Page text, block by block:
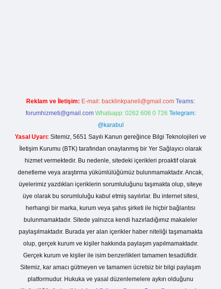
Reklam ve İletişim: E-mail: backlinkpaneli@gmail.com Teams:
forumhizmeti@gmail.com Whatsapp: 0262 606 0 726 Telegram:
@karabul
Yasal Uyarı: Sitemiz, 5651 Sayılı Kanun gereğince Bilgi Teknolojileri ve
İletişim Kurumu (BTK) tarafından onaylanmış bir Yer Sağlayıcı olarak
hizmet vermektedir. Bu nedenle, sitedeki içerikleri proaktif olarak
denetleme veya araştırma yükümlülüğümüz bulunmamaktadır. Ancak,
üyelerimiz yazdıkları içeriklerin sorumluluğunu taşımakta olup, siteye
üye olarak bu sorumluluğu kabul etmiş sayılırlar. Bu internet sitesi,
herhangi bir marka, kurum veya şahıs şirketi ile hiçbir bağlantısı
bulunmamaktadır. Sitede yalnızca kendi hazırladığımız makaleler
paylaşılmaktadır. Burada yer alan içerikler haber niteliği taşımamakta
olup, gerçek kurum ve kişiler hakkında paylaşım yapılmamaktadır.
Gerçek kurum ve kişiler ile isim benzerlikleri tamamen tesadüfidir.
Sitemiz, kar amacı gütmeyen ve tamamen ücretsiz bir bilgi paylaşım
platformudur. Hukuka ve yasal düzenlemelere aykırı olduğunu